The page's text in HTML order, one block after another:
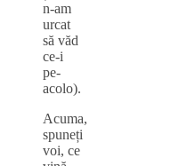
n-am
urcat
să văd
ce-i
pe-
acolo).
Acuma,
spuneți
voi, ce